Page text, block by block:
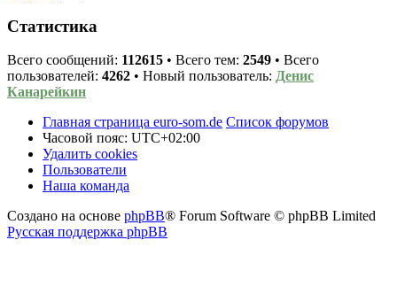
Статистика
Всего сообщений: 112615 • Всего тем: 2549 • Всего
пользователей: 4262 • Новый пользователь: Денис
Канарейкин
Главная страница euro-som.de Список форумов
Часовой пояс: UTC+02:00
Удалить cookies
Пользователи
Наша команда
Создано на основе phpBB® Forum Software © phpBB Limited
Русская поддержка phpBB